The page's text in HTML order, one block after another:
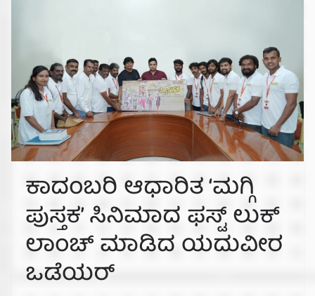
ಕಾದಂಬರಿ ಆಧಾರಿತ ‘ಮಗ್ಗಿ
ಪುಸ್ತಕ’ ಸಿನಿಮಾದ ಫಸ್ಟ್ ಲುಕ್
ಲಾಂಚ್ ಮಾಡಿದ ಯದುವೀರ
ಒಡೆಯರ್